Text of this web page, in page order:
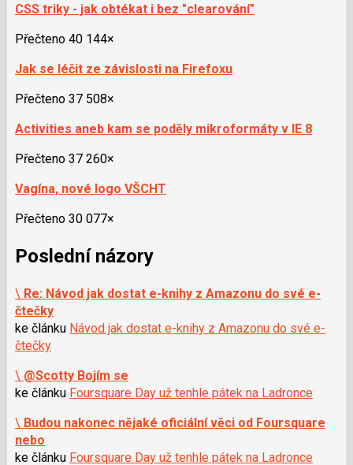
CSS triky - jak obtékat i bez "clearování"
Přečteno 40 144×
Jak se léčit ze závislosti na Firefoxu
Přečteno 37 508×
Activities aneb kam se poděly mikroformáty v IE 8
Přečteno 37 260×
Vagína, nové logo VŠCHT
Přečteno 30 077×
Poslední názory
\ Re: Návod jak dostat e-knihy z Amazonu do své e-
čtečky
ke článku Návod jak dostat e-knihy z Amazonu do své e-
čtečky
\ @Scotty Bojím se
ke článku Foursquare Day už tenhle pátek na Ladronce
\ Budou nakonec nějaké oficiální věci od Foursquare
nebo
ke článku Foursquare Day už tenhle pátek na Ladronce